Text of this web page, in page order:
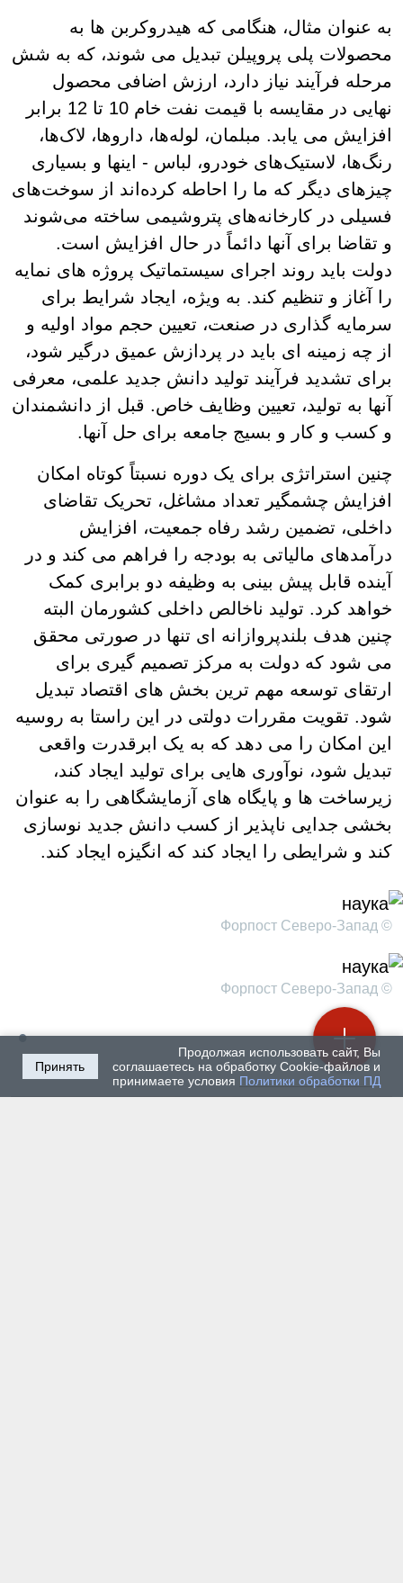
به عنوان مثال، هنگامی که هیدروکربن ها به
محصولات پلی پروپیلن تبدیل می شوند، که به شش
مرحله فرآیند نیاز دارد، ارزش اضافی محصول
نهایی در مقایسه با قیمت نفت خام 10 تا 12 برابر
افزایش می یابد. مبلمان، لوله‌ها، داروها، لاک‌ها،
رنگ‌ها، لاستیک‌های خودرو، لباس - اینها و بسیاری
چیزهای دیگر که ما را احاطه کرده‌اند از سوخت‌های
فسیلی در کارخانه‌های پتروشیمی ساخته می‌شوند
و تقاضا برای آنها دائماً در حال افزایش است.
دولت باید روند اجرای سیستماتیک پروژه های نمایه
را آغاز و تنظیم کند. به ویژه، ایجاد شرایط برای
سرمایه گذاری در صنعت، تعیین حجم مواد اولیه و
از چه زمینه ای باید در پردازش عمیق درگیر شود،
برای تشدید فرآیند تولید دانش جدید علمی، معرفی
آنها به تولید، تعیین وظایف خاص. قبل از دانشمندان
و کسب و کار و بسیج جامعه برای حل آنها.
چنین استراتژی برای یک دوره نسبتاً کوتاه امکان
افزایش چشمگیر تعداد مشاغل، تحریک تقاضای
داخلی، تضمین رشد رفاه جمعیت، افزایش
درآمدهای مالیاتی به بودجه را فراهم می کند و در
آینده قابل پیش بینی به وظیفه دو برابری کمک
خواهد کرد. تولید ناخالص داخلی کشورمان البته
چنین هدف بلندپروازانه ای تنها در صورتی محقق
می شود که دولت به مرکز تصمیم گیری برای
ارتقای توسعه مهم ترین بخش های اقتصاد تبدیل
شود. تقویت مقررات دولتی در این راستا به روسیه
این امکان را می دهد که به یک ابرقدرت واقعی
تبدیل شود، نوآوری هایی برای تولید ایجاد کند،
زیرساخت ها و پایگاه های آزمایشگاهی را به عنوان
بخشی جدایی ناپذیر از کسب دانش جدید نوسازی
کند و شرایطی را ایجاد کند که انگیزه ایجاد کند.
© Форпост Северо-Запад
© Форпост Северо-Запад
Продолжая использовать сайт, Вы
соглашаетесь на обработку Cookie-файлов и
принимаете условия Политики обработки ПД
Принять